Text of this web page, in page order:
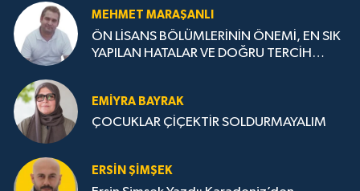
MEHMET MARAŞANLI
ÖN LİSANS BÖLÜMLERİNİN ÖNEMİ, EN SIK
YAPILAN HATALAR VE DOĞRU TERCİH
EMIYRA BAYRAK
ÇOCUKLAR ÇİÇEKTİR SOLDURMAYALIM
ERSIN ŞIMŞEK